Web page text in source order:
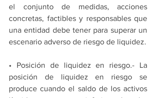
el conjunto de medidas, acciones
concretas, factibles y responsables que
una entidad debe tener para superar un
escenario adverso de riesgo de liquidez.
• Posición de liquidez en riesgo.- La
posición de liquidez en riesgo se
produce cuando el saldo de los activos